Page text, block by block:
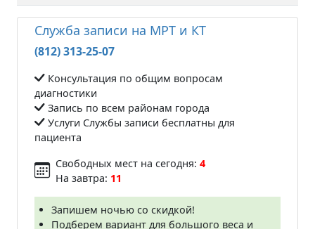
Служба записи на МРТ и КТ
(812) 313-25-07
Консультация по общим вопросам
диагностики
Запись по всем районам города
Услуги Службы записи бесплатны для
пациента
Свободных мест на сегодня: 4
На завтра: 11
Запишем ночью со скидкой!
Подберем вариант для большого веса и